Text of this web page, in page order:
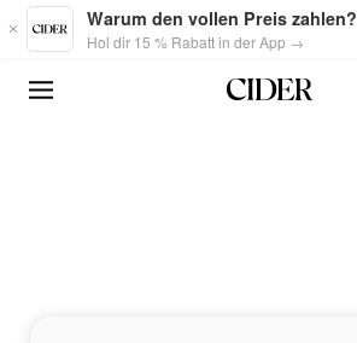
Skip to main content
Warum den vollen Preis zahlen?
Hol dir 15 % Rabatt in der App →